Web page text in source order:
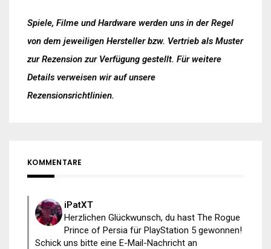
Spiele, Filme und Hardware werden uns in der Regel
von dem jeweiligen Hersteller bzw. Vertrieb als Muster
zur Rezension zur Verfügung gestellt. Für weitere
Details verweisen wir auf unsere
Rezensionsrichtlinien.
KOMMENTARE
iPatXT
Herzlichen Glückwunsch, du hast The Rogue
Prince of Persia für PlayStation 5 gewonnen!
Schick uns bitte eine E-Mail-Nachricht an